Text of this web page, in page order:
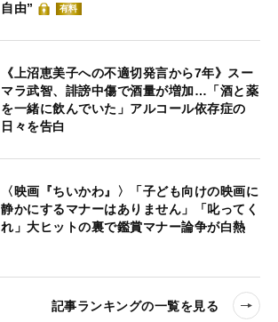
自由”
有料
《上沼恵美子への不適切発言から7年》スー
マラ武智、誹謗中傷で酒量が増加…「酒と薬
を一緒に飲んでいた」アルコール依存症の
日々を告白
〈映画『ちいかわ』〉「子ども向けの映画に
静かにするマナーはありません」「叱ってく
れ」大ヒットの裏で鑑賞マナー論争が白熱
記事ランキングの一覧を見る